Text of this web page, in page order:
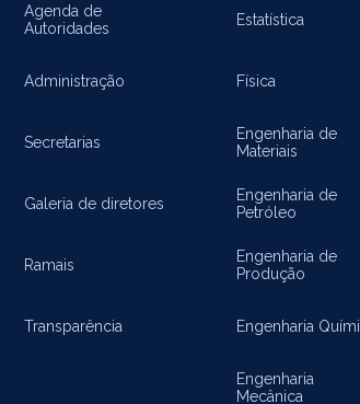
Agenda de
Autoridades
Administração
Secretarias
Galeria de diretores
Ramais
Transparência
Estatística
Física
Engenharia de
Materiais
Engenharia de
Petróleo
Engenharia de
Produção
Engenharia
Engenharia
Mecânica